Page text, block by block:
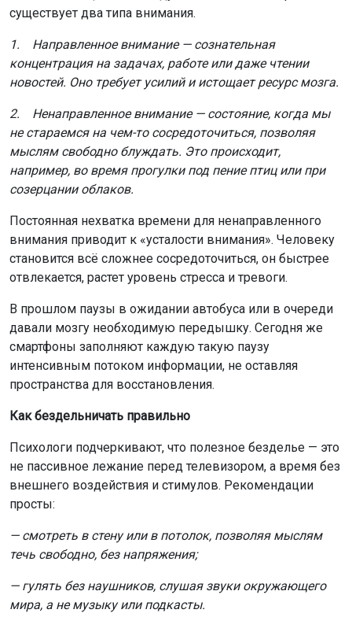
существует два типа внимания.
1. Направленное внимание — сознательная
концентрация на задачах, работе или даже чтении
новостей. Оно требует усилий и истощает ресурс мозга.
2. Ненаправленное внимание — состояние, когда мы
не стараемся на чем-то сосредоточиться, позволяя
мыслям свободно блуждать. Это происходит,
например, во время прогулки под пение птиц или при
созерцании облаков.
Постоянная нехватка времени для ненаправленного
внимания приводит к «усталости внимания». Человеку
становится всё сложнее сосредоточиться, он быстрее
отвлекается, растет уровень стресса и тревоги.
В прошлом паузы в ожидании автобуса или в очереди
давали мозгу необходимую передышку. Сегодня же
смартфоны заполняют каждую такую паузу
интенсивным потоком информации, не оставляя
пространства для восстановления.
Как бездельничать правильно
Психологи подчеркивают, что полезное безделье — это
не пассивное лежание перед телевизором, а время без
внешнего воздействия и стимулов. Рекомендации
просты:
— смотреть в стену или в потолок, позволяя мыслям
течь свободно, без напряжения;
— гулять без наушников, слушая звуки окружающего
мира, а не музыку или подкасты.